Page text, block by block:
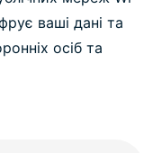
ваші дані та
осіб та